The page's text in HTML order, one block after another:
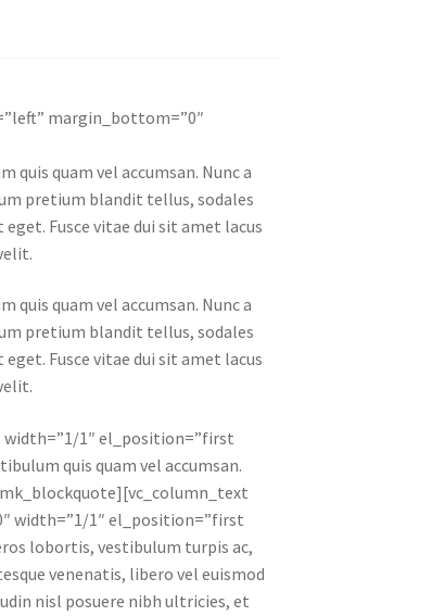
margin_bottom=”0″
quam vel accumsan. Nunc a
pretium blandit tellus, sodales
Fusce vitae dui sit amet lacus
quam vel accumsan. Nunc a
pretium blandit tellus, sodales
Fusce vitae dui sit amet lacus
1″ el_position=”first
quis quam vel accumsan.
width=”1/1″ el_position=”first
lobortis, vestibulum turpis ac,
venenatis, libero vel euismod
nisl posuere nibh ultricies, et